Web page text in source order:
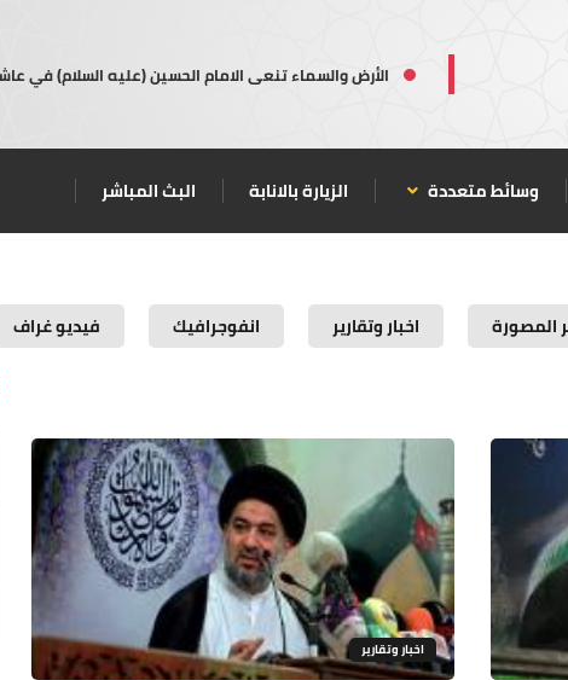
الأرض والسماء تنعى الامام الحسين (عليه السلام) في
وسائط متعددة الزيارة بالانابة البث المباشر
المصورة اخبار وتقارير انفوجرافيك فيديو غراف
اخبار وتقارير